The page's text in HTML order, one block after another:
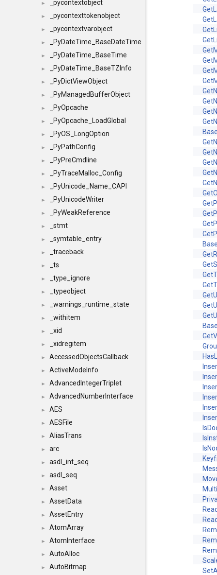
► _pycontextobject
► _pycontexttokenobject
► _pycontextvarobject
► _PyDateTime_BaseDateTime
► _PyDateTime_BaseTime
► _PyDateTime_BaseTZInfo
► _PyDictViewObject
► _PyManagedBufferObject
► _PyOpcache
► _PyOpcache_LoadGlobal
► _PyOS_LongOption
► _PyPathConfig
► _PyPreCmdline
► _PyTraceMalloc_Config
► _PyUnicode_Name_CAPI
► _PyUnicodeWriter
► _PyWeakReference
► _stmt
► _symtable_entry
► _traceback
► _ts
► _type_ignore
► _typeobject
► _warnings_runtime_state
► _withitem
► _xid
► _xidregitem
► AccessedObjectsCallback
► ActiveModeInfo
► AdvancedIntegerTriplet
► AdvancedNumberInterface
► AES
► AESFile
► AliasTrans
► arc
► asdl_int_seq
► asdl_seq
► Asset
► AssetData
► AssetEntry
► AtomArray
► AtomInterface
► AutoAlloc
► AutoBitmap